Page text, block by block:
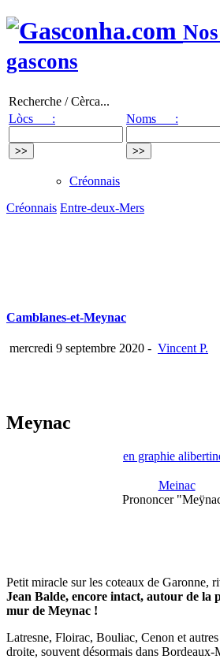
gascons
Recherche / Cèrca...
Lòcs :
Noms :
Créonnais
Créonnais Entre-deux-Mers
Camblanes-et-Meynac
mercredi 9 septembre 2020 - Vincent P.
Meynac
en graphie
Meinac
Prononcer
Petit miracle sur les coteaux de Garonne,
Jean Balde, encore intact, autour de la
mur de Meynac !
Latresne, Floirac, Bouliac, Cenon et
droite, souvent désormais dans